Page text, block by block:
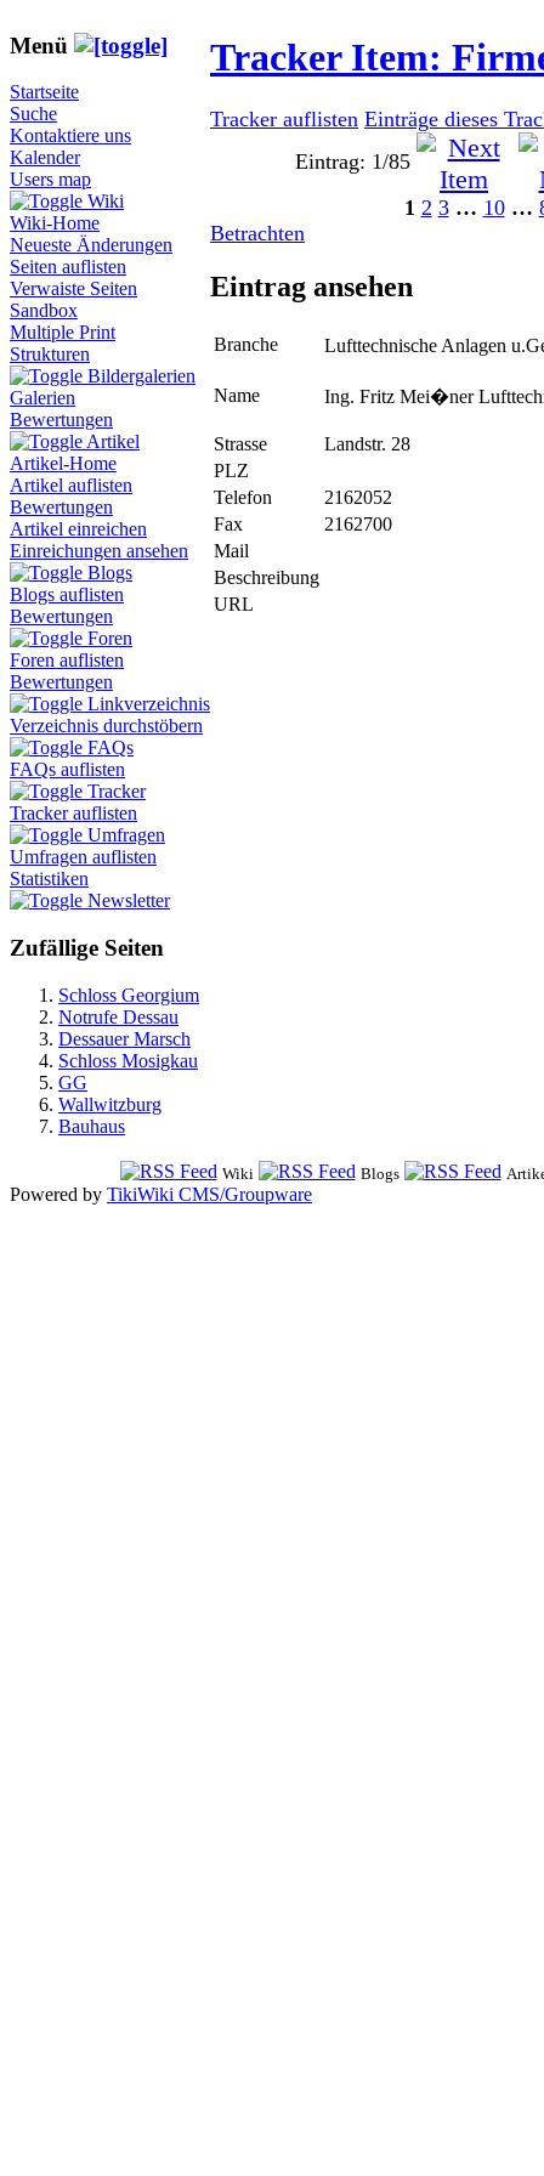
Menü
Startseite
Suche
Kontaktiere uns
Kalender
Users map
Wiki
Wiki-Home
Neueste Änderungen
Seiten auflisten
Verwaiste Seiten
Sandbox
Multiple Print
Strukturen
Bildergalerien
Galerien
Bewertungen
Artikel
Artikel-Home
Artikel auflisten
Bewertungen
Artikel einreichen
Einreichungen ansehen
Blogs
Blogs auflisten
Bewertungen
Foren
Foren auflisten
Bewertungen
Linkverzeichnis
Verzeichnis durchstöbern
FAQs
FAQs auflisten
Tracker
Tracker auflisten
Umfragen
Umfragen auflisten
Statistiken
Newsletter
Zufällige Seiten
Schloss Georgium
Notrufe Dessau
Dessauer Marsch
Schloss Mosigkau
GG
Wallwitzburg
Bauhaus
Tracker Item:
Tracker auflisten Einträge dieses
Eintrag: 1/85
1 2 3 … 10 …
Betrachten
Eintrag ansehen
Branche Lufttechnische Anlagen
Name Ing. Fritz Mei�ner
Strasse
Landstr. 28
PLZ
Telefon
2162052
Fax
2162700
Mail
Beschreibung
URL
Wiki Blogs
Powered by TikiWiki CMS/Groupware